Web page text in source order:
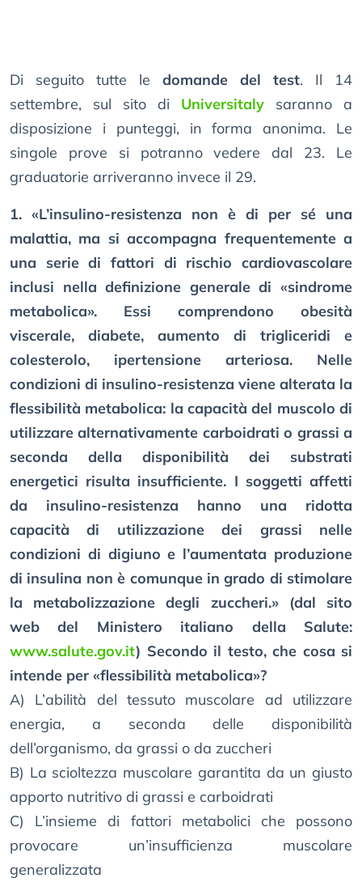
Di seguito tutte le domande del test. Il 14
settembre, sul sito di Universitaly saranno a
disposizione i punteggi, in forma anonima. Le
singole prove si potranno vedere dal 23. Le
graduatorie arriveranno invece il 29.
1. «L’insulino-resistenza non è di per sé una
malattia, ma si accompagna frequentemente a
una serie di fattori di rischio cardiovascolare
inclusi nella definizione generale di «sindrome
metabolica». Essi comprendono obesità
viscerale, diabete, aumento di trigliceridi e
colesterolo, ipertensione arteriosa. Nelle
condizioni di insulino-resistenza viene alterata la
flessibilità metabolica: la capacità del muscolo di
utilizzare alternativamente carboidrati o grassi a
seconda della disponibilità dei substrati
energetici risulta insufficiente. I soggetti affetti
da insulino-resistenza hanno una ridotta
capacità di utilizzazione dei grassi nelle
condizioni di digiuno e l’aumentata produzione
di insulina non è comunque in grado di stimolare
la metabolizzazione degli zuccheri.» (dal sito
web del Ministero italiano della Salute:
www.salute.gov.it) Secondo il testo, che cosa si
intende per «flessibilità metabolica»?
A) L’abilità del tessuto muscolare ad utilizzare
energia, a seconda delle disponibilità
dell’organismo, da grassi o da zuccheri
B) La scioltezza muscolare garantita da un giusto
apporto nutritivo di grassi e carboidrati
C) L’insieme di fattori metabolici che possono
provocare un’insufficienza muscolare
generalizzata